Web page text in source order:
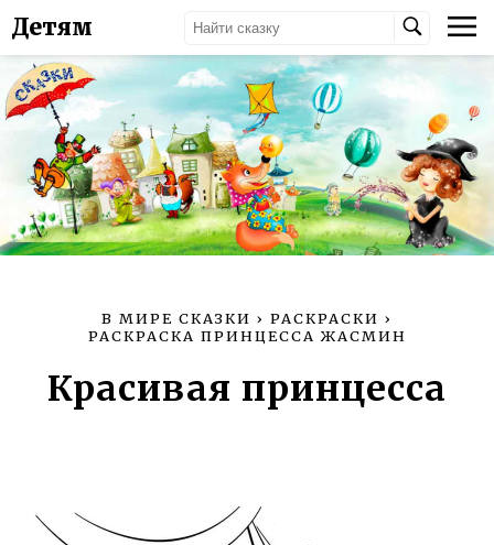
Детям
В МИРЕ СКАЗКИ › РАСКРАСКИ ›
РАСКРАСКА ПРИНЦЕССА ЖАСМИН
Красивая принцесса